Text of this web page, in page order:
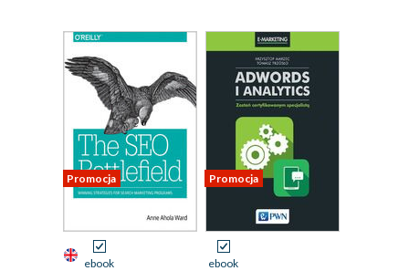
Promocja
ebook
Promocja
ebook